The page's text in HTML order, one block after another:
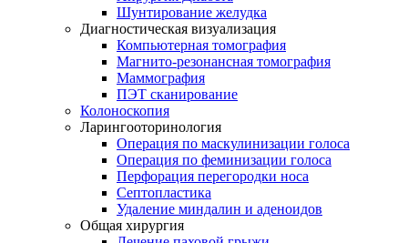
Шунтирование желудка
Диагностическая визуализация
Компьютерная томография
Магнито-резонансная томография
Маммография
ПЭТ сканирование
Колоноскопия
Ларингооторинология
Операция по маскулинизации голоса
Операция по феминизации голоса
Перфорация перегородки носа
Септопластика
Удаление миндалин и аденоидов
Общая хирургия